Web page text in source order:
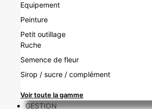
Equipement
Peinture
Petit outillage
Ruche
Semence de fleur
Sirop / sucre / complément
Voir toute la gamme
GESTION